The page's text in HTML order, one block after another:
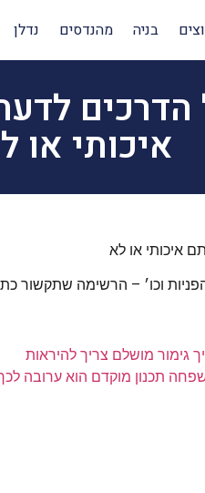
בניה מהנדסים נדלן
הדרכים
איכותי או
איכותי או לא
וכו׳ – הרשימה שתקשור
מושלם צריך להיראות
תכנון מוקדם הוא ערובה